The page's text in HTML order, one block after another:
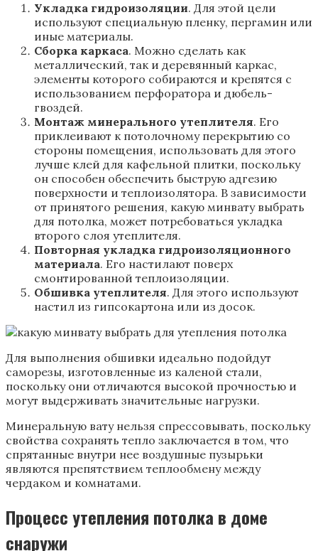
Укладка гидроизоляции. Для этой цели
используют специальную пленку, пергамин или
иные материалы.
Сборка каркаса. Можно сделать как
металлический, так и деревянный каркас,
элементы которого собираются и крепятся с
использованием перфоратора и дюбель-
гвоздей.
Монтаж минерального утеплителя. Его
приклеивают к потолочному перекрытию со
стороны помещения, использовать для этого
лучше клей для кафельной плитки, поскольку
он способен обеспечить быструю адгезию
поверхности и теплоизолятора. В зависимости
от принятого решения, какую минвату выбрать
для потолка, может потребоваться укладка
второго слоя утеплителя.
Повторная укладка гидроизоляционного
материала. Его настилают поверх
смонтированной теплоизоляции.
Обшивка утеплителя. Для этого используют
настил из гипсокартона или из досок.
Для выполнения обшивки идеально подойдут
саморезы, изготовленные из каленой стали,
поскольку они отличаются высокой прочностью и
могут выдерживать значительные нагрузки.
Минеральную вату нельзя спрессовывать, поскольку
свойства сохранять тепло заключается в том, что
спрятанные внутри нее воздушные пузырьки
являются препятствием теплообмену между
чердаком и комнатами.
Процесс утепления потолка в доме
снаружи